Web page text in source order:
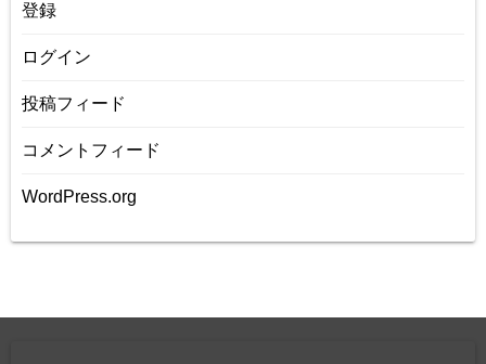
登録
ログイン
投稿フィード
コメントフィード
WordPress.org